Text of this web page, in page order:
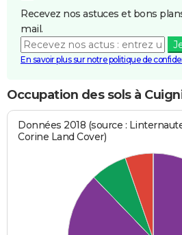
Recevez nos astuces et bons
mail.
En savoir plus sur notre politique de
Occupation des sols à
Données 2018 (source :
Corine Land Cover)